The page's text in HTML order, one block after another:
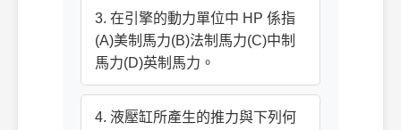
3. 在引擎的動力單位中 HP 係指
(A)美制馬力(B)法制馬力(C)中制
馬力(D)英制馬力。
4. 液壓缸所產生的推力與下列何